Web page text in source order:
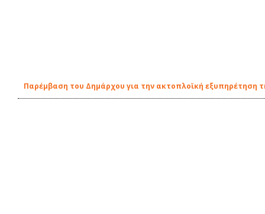
Παρέμβαση του Δημάρχου για την ακτοπλοϊκή εξυπηρέτηση